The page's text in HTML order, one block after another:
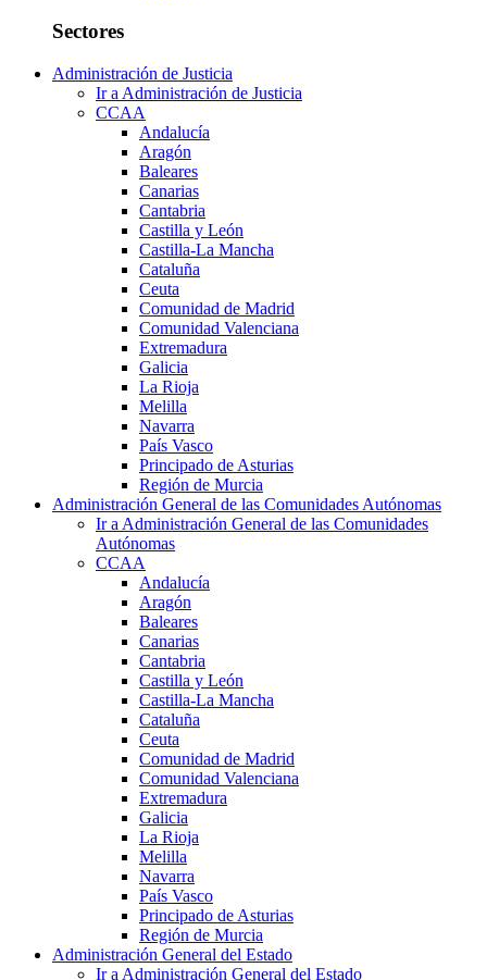
Sectores
Administración de Justicia
Ir a Administración de Justicia
CCAA
Andalucía
Aragón
Baleares
Canarias
Cantabria
Castilla y León
Castilla-La Mancha
Cataluña
Ceuta
Comunidad de Madrid
Comunidad Valenciana
Extremadura
Galicia
La Rioja
Melilla
Navarra
País Vasco
Principado de Asturias
Región de Murcia
Administración General de las Comunidades Autónomas
Ir a Administración General de las Comunidades
Autónomas
CCAA
Andalucía
Aragón
Baleares
Canarias
Cantabria
Castilla y León
Castilla-La Mancha
Cataluña
Ceuta
Comunidad de Madrid
Comunidad Valenciana
Extremadura
Galicia
La Rioja
Melilla
Navarra
País Vasco
Principado de Asturias
Región de Murcia
Administración General del Estado
Ir a Administración General del Estado